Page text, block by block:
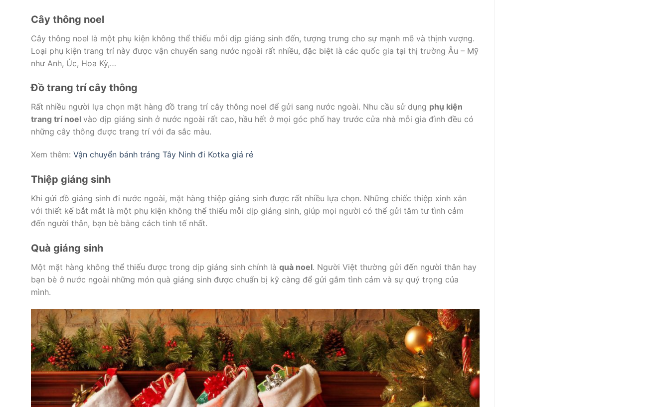
Cây thông noel
Cây thông noel là một phụ kiện không thể thiếu mỗi dịp giáng sinh đến, tượng trưng cho sự mạnh mẽ và thịnh vượng.
Loại phụ kiện trang trí này được vận chuyển sang nước ngoài rất nhiều, đặc biệt là các quốc gia tại thị trường Âu – Mỹ
như Anh, Úc, Hoa Kỳ,…
Đồ trang trí cây thông
Rất nhiều người lựa chọn mặt hàng đồ trang trí cây thông noel để gửi sang nước ngoài. Nhu cầu sử dụng phụ kiện
trang trí noel vào dịp giáng sinh ở nước ngoài rất cao, hầu hết ở mọi góc phố hay trước cửa nhà mỗi gia đình đều có
những cây thông được trang trí với đa sắc màu.
Xem thêm: Vận chuyển bánh tráng Tây Ninh đi Kotka giá rẻ
Thiệp giáng sinh
Khi gửi đồ giáng sinh đi nước ngoài, mặt hàng thiệp giáng sinh được rất nhiều lựa chọn. Những chiếc thiệp xinh xắn
với thiết kế bắt mắt là một phụ kiện không thể thiếu mỗi dịp giáng sinh, giúp mọi người có thể gửi tâm tư tình cảm
đến người thân, bạn bè bằng cách tinh tế nhất.
Quà giáng sinh
Một mặt hàng không thể thiếu được trong dịp giáng sinh chính là quà noel. Người Việt thường gửi đến người thân hay
bạn bè ở nước ngoài những món quà giáng sinh được chuẩn bị kỹ càng để gửi gắm tình cảm và sự quý trọng của
mình.